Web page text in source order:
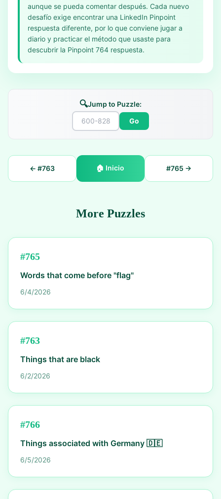
aunque se pueda comentar después. Cada nuevo
desafío exige encontrar una LinkedIn Pinpoint
respuesta diferente, por lo que conviene jugar a
diario y practicar el método que usaste para
descubrir la Pinpoint 764 respuesta.
🔍Jump to Puzzle:
Go
← #763 🏠 Inicio #765 →
More Puzzles
#765
Words that come before "flag"
6/4/2026
#763
Things that are black
6/2/2026
#766
Things associated with Germany 🇩🇪
6/5/2026